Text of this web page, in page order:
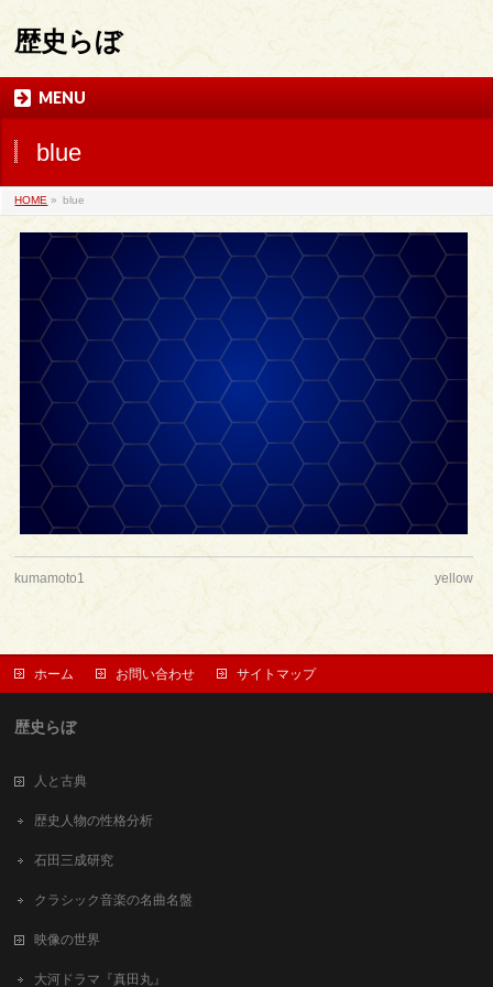
歴史らぼ
MENU
blue
HOME » blue
kumamoto1 yellow
ホーム お問い合わせ サイトマップ
歴史らぼ
人と古典
歴史人物の性格分析
石田三成研究
クラシック音楽の名曲名盤
映像の世界
大河ドラマ『真田丸』